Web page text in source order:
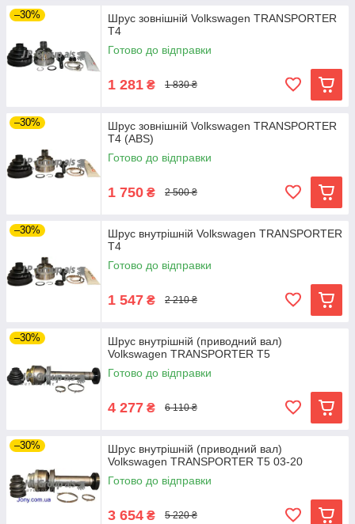
–30%
Шрус зовнішній Volkswagen TRANSPORTER
T4
Готово до відправки
1 281 ₴ 1 830 ₴
–30%
Шрус зовнішній Volkswagen TRANSPORTER
T4 (ABS)
Готово до відправки
1 750 ₴ 2 500 ₴
–30%
Шрус внутрішній Volkswagen TRANSPORTER
T4
Готово до відправки
1 547 ₴ 2 210 ₴
–30%
Шрус внутрішній (приводний вал)
Volkswagen TRANSPORTER T5
Готово до відправки
4 277 ₴ 6 110 ₴
–30%
Шрус внутрішній (приводний вал)
Volkswagen TRANSPORTER T5 03-20
Готово до відправки
3 654 ₴ 5 220 ₴